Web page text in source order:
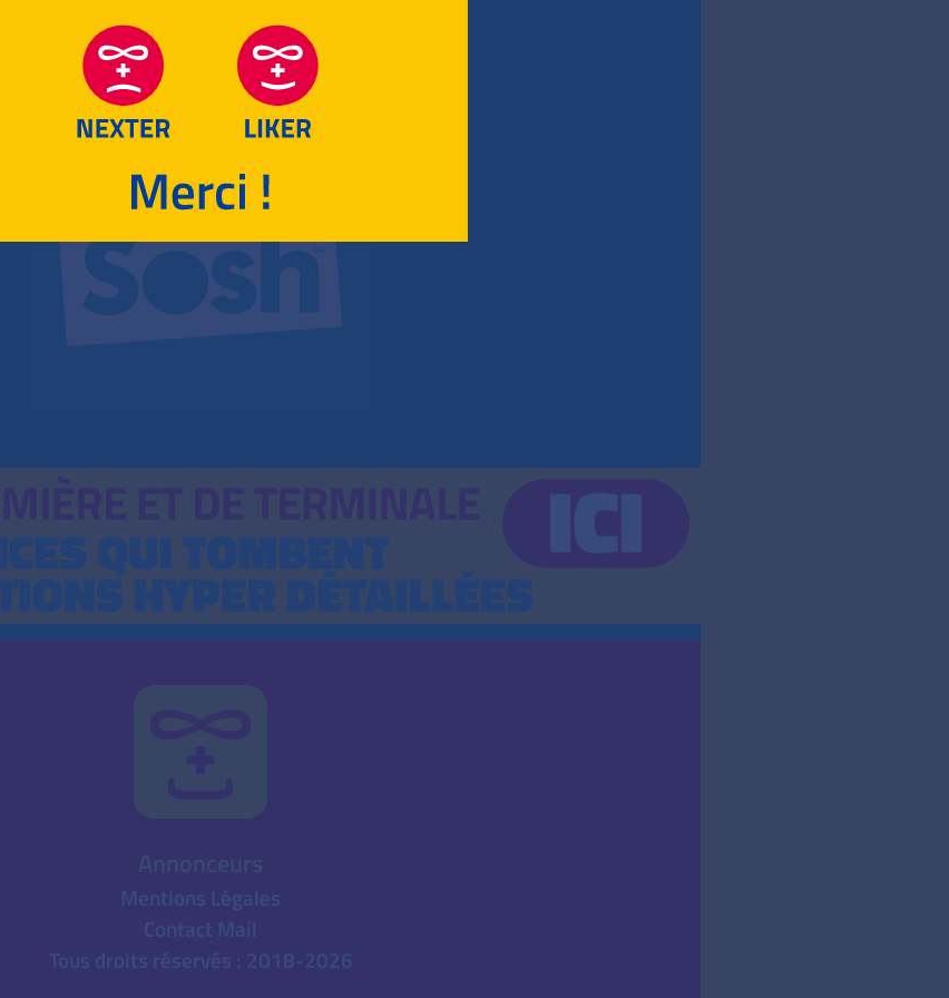
RETOUR
Mentions Légales
Contact Mail
Tous droits réservés : 2018-2026